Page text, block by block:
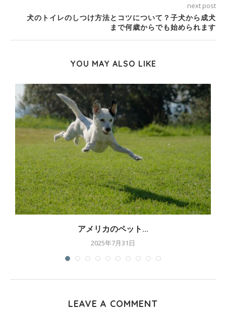
next post
犬のトイレのしつけ方法とコツについて？子犬から成犬
まで何歳からでも始められます
YOU MAY ALSO LIKE
アメリカのペット...
2025年7月31日
LEAVE A COMMENT